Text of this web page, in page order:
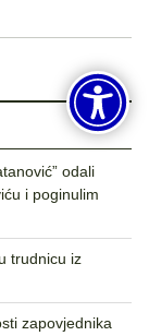
odali
i poginulim
trudnicu iz
zapovjednika